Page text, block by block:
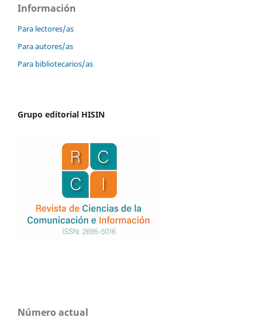
Información
Para lectores/as
Para autores/as
Para bibliotecarios/as
Grupo editorial HISIN
Número actual